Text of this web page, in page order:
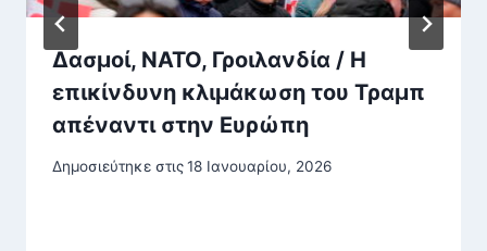
Δασμοί, ΝΑΤΟ, Γροιλανδία / Η
επικίνδυνη κλιμάκωση του Τραμπ
απέναντι στην Ευρώπη
Δημοσιεύτηκε στις18 Ιανουαρίου, 2026